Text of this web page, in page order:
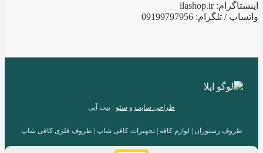
اینستاگرام: ilashop.ir
واتساپ / تلگرام: 09199797956
طراحی سایت و سئو : بیت آبی
ظروف رستوران | لوازم کافه | تجهیزات کافی شاپ | ظروف فلزی کافی شاپ